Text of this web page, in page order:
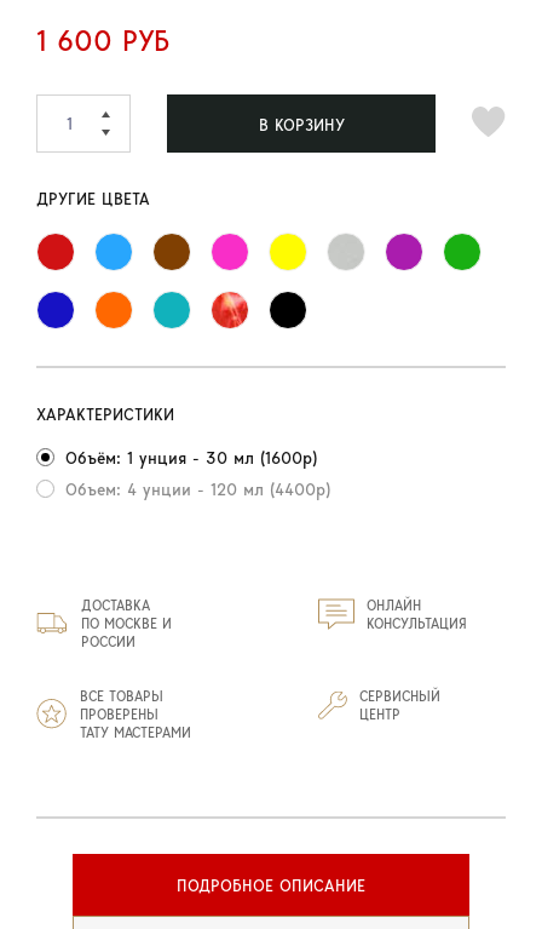
1 600 РУБ
В КОРЗИНУ
ДРУГИЕ ЦВЕТА
ХАРАКТЕРИСТИКИ
Объём: 1 унция - 30 мл (1600р)
Объем: 4 унции - 120 мл (4400р)
ДОСТАВКА
ПО МОСКВЕ И
РОССИИ
ОНЛАЙН
КОНСУЛЬТАЦИЯ
ВСЕ ТОВАРЫ
ПРОВЕРЕНЫ
ТАТУ МАСТЕРАМИ
СЕРВИСНЫЙ
ЦЕНТР
ПОДРОБНОЕ ОПИСАНИЕ